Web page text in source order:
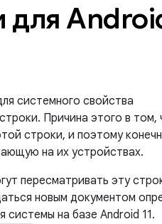
системного свойства
Причина этого в том,
строки, и поэтому
на их устройствах.
пересматривать эту
новым документом
на базе Android 11.